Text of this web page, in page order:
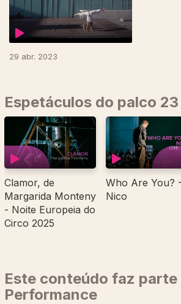
29 abr. 2023
Espetáculos do palco
Clamor, de
Margarida Monteny
- Noite Europeia do
Circo 2025
Who Are You? -
Nico
Este conteúdo faz parte
Performance